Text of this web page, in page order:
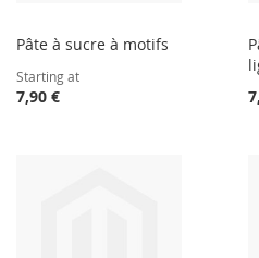
Pâte à sucre à motifs
Starting at
7,90 €